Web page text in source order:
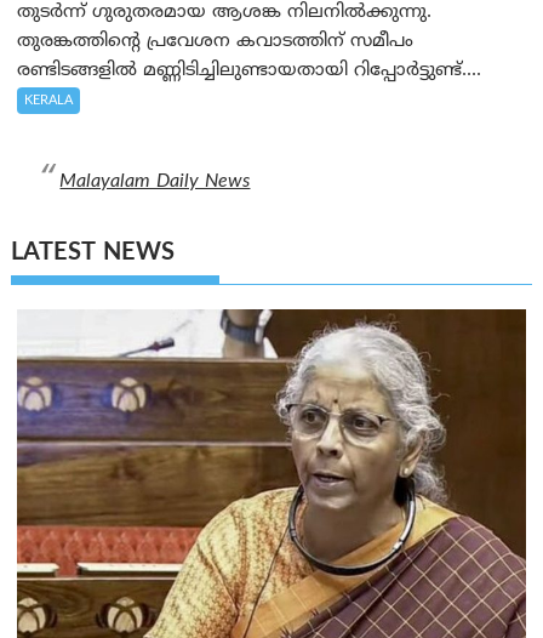
തുടർന്ന് ഗുരുതരമായ ആശങ്ക നിലനിൽക്കുന്നു.
തുരങ്കത്തിന്റെ പ്രവേശന കവാടത്തിന് സമീപം
രണ്ടിടങ്ങളിൽ മണ്ണിടിച്ചിലുണ്ടായതായി റിപ്പോർട്ടുണ്ട്....
KERALA
Malayalam Daily News
LATEST NEWS